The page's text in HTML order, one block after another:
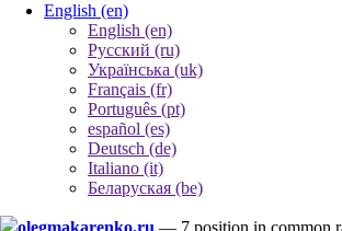
English (en)
English (en)
Русский (ru)
Українська (uk)
Français (fr)
Português (pt)
español (es)
Deutsch (de)
Italiano (it)
Беларуская (be)
olegmakarenko.ru — 7 position in common